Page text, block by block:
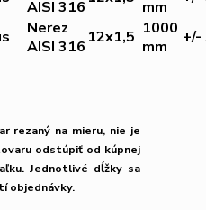
AISI 316
mm
Nerez
AISI 316 12x1,5 1000
mm
+/-
rezaný na mieru, nie je
odstúpiť od kúpnej
Jednotlivé dĺžky sa
objednávky.